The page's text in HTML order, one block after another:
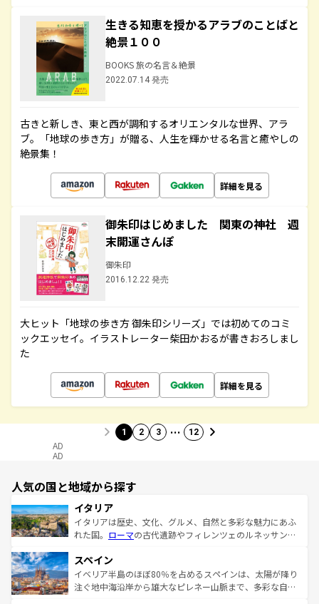
生きる知恵を授かるアラブのことばと
絶景１００
BOOKS 旅の名言＆絶景
2022.07.14 発売
古きと新しき、東と西が調和するオリエンタルな世界、アラ
ブ。「地球の歩き方」が贈る、人生を輝かせる名言と癒やしの
絶景集！
詳細を見る
御朱印はじめました 関東の神社 週
末開運さんぽ
御朱印
2016.12.22 発売
大ヒット「地球の歩き方 御朱印シリーズ」では初めてのコミ
ックエッセイ。イラストレーター柴田かおるが書きおろしまし
た
詳細を見る
1 2 3 … 12
AD
AD
人気の国と地域から探す
イタリア
イタリアは歴史、文化、グルメ、自然と多彩な魅力にあふ
れた国。 ローマの古代遺跡やフィレンツェのルネッサンス
ろん、トスカーナの美しい田園風景やアマルフィ海岸の絶
景など、自然景観も見逃せない。観光の合間には、本場の
ピザやパスタなど、絶品のイタリア料理を堪能することも
スペイン
イベリア半島のほぼ80％を占めるスペインは、太陽が降り
注ぐ地中海沿岸から雄大なピレネー山脈まで、多彩な自然